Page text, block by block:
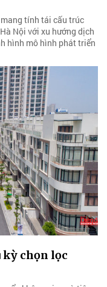
tính tái cấu trúc
Nội với xu hướng dịch
hình mô hình phát triển
kỳ chọn lọc